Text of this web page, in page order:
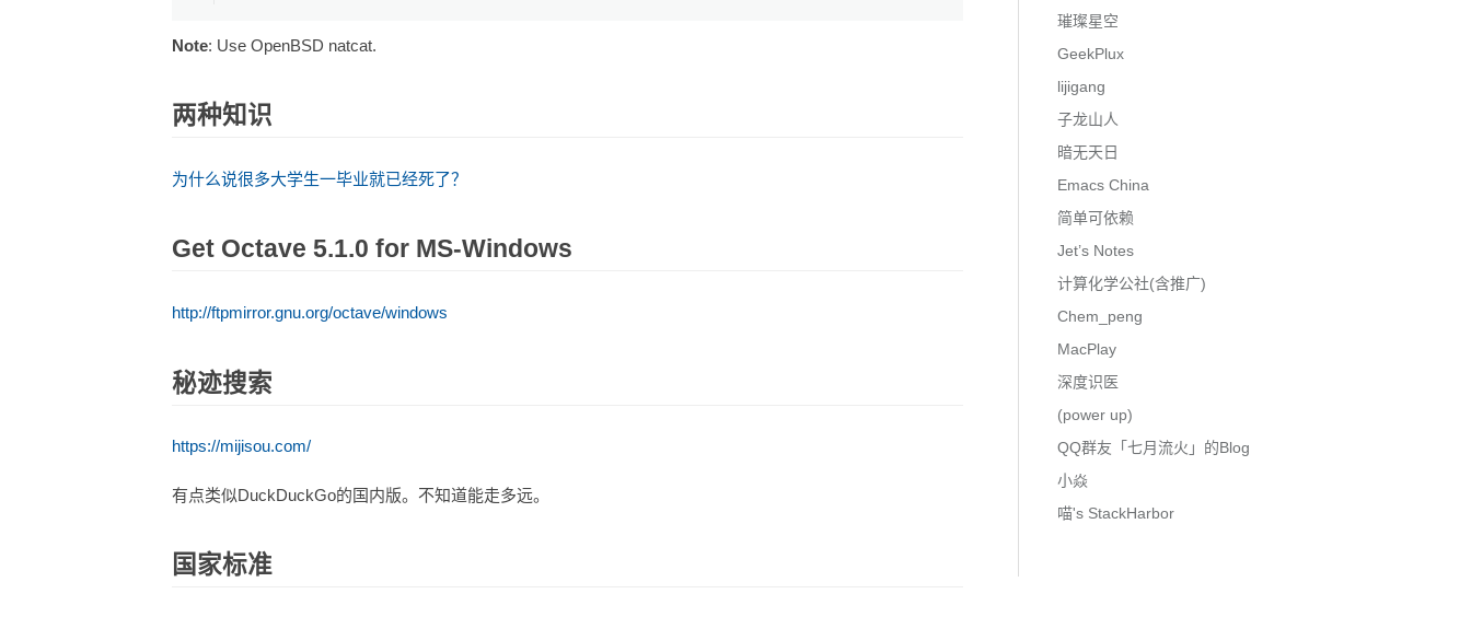
Note: Use OpenBSD natcat.
两种知识
为什么说很多大学生一毕业就已经死了？
Get Octave 5.1.0 for MS-Windows
http://ftpmirror.gnu.org/octave/windows
秘迹搜索
https://mijisou.com/
有点类似DuckDuckGo的国内版。不知道能走多远。
国家标准
璀璨星空
GeekPlux
lijigang
子龙山人
暗无天日
Emacs China
简单可依赖
Jet’s Notes
计算化学公社(含推广)
Chem_peng
MacPlay
深度识医
(power up)
QQ群友「七月流火」的Blog
小焱
喵's StackHarbor